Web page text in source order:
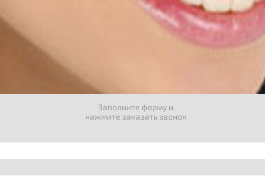
Заполните форму и
нажмите заказать звонок